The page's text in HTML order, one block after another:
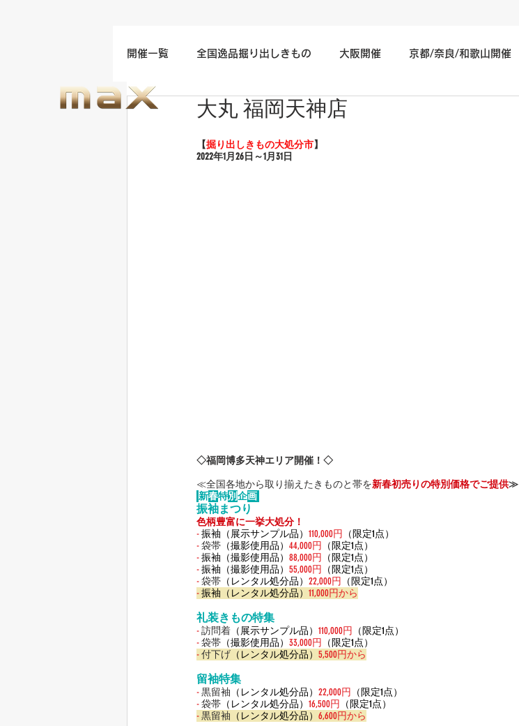
開催一覧 全国逸品掘り出しきもの 大阪開催 京都/奈良/和歌山開催
名古屋/四日市/中部地方開催 神奈川/埼玉/千葉/静岡/関東地方開催
大丸 福岡天神店
【掘り出しきもの大処分市】
2022年1月26日～1月31日
◇福岡博多天神エリア開催！◇
≪​全国各地から取り揃えたきものと帯を新春初売りの特別価格でご提供≫
新春特別企画
振袖まつり
色柄豊富に一挙大処分！
-振袖（展示サンプル品） 110,000円
（限定1点）
- 袋帯 （撮影使用品） 44,000円
（限定1点）
-振袖（撮影使用品） 88,000円
（限定1点）
-振袖（撮影使用品） 55,000円
（限定1点）
- 袋帯 （レンタル処分品） 22,000円
（限定1点）
-振袖（レンタル処分品） 11,000円から
礼装きもの特集
- 訪問着 （展示サンプル品） 110,000円
（限定1点）
- 袋帯 （撮影使用品） 33,000円
（限定1点）
- 付下げ （レンタル処分品） 5,500円から
留袖特集
- 黒留袖 （レンタル処分品） 22,000円
（限定1点）
- 袋帯 （レンタル処分品） 16,500円
（限定1点）
- 黒留袖 （レンタル処分品） 6,600円から